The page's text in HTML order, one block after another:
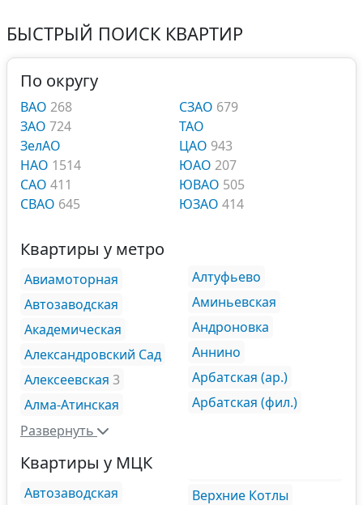
БЫСТРЫЙ ПОИСК КВАРТИР
По округу
ВАО 268
ЗАО 724
ЗелАО
НАО 1514
САО 411
СВАО 645
СЗАО 679
ТАО
ЦАО 943
ЮАО 207
ЮВАО 505
ЮЗАО 414
Квартиры у метро
Авиамоторная
Автозаводская
Академическая
Александровский Сад
Алексеевская 3
Алма-Атинская
Алтуфьево
Аминьевская
Андроновка
Аннино
Арбатская (ар.)
Арбатская (фил.)
Развернуть
Квартиры у МЦК
Автозаводская
Верхние Котлы